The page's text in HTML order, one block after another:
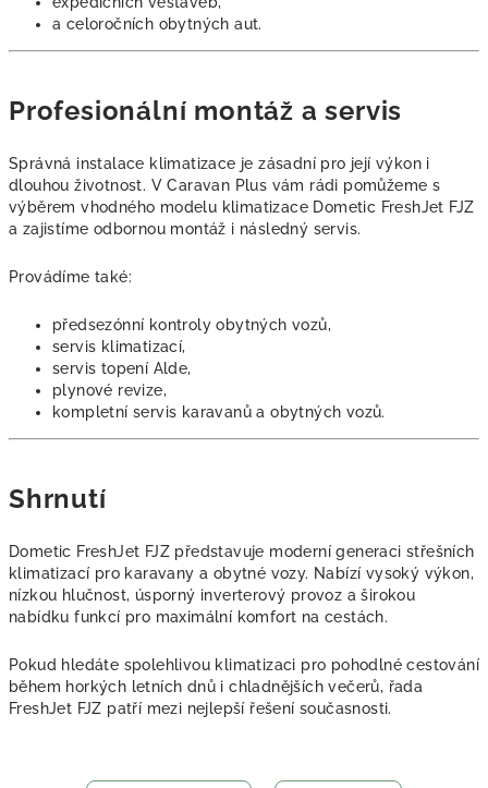
a celoročních obytných aut.
Profesionální montáž a servis
Správná instalace klimatizace je zásadní pro její výkon i
dlouhou životnost. V Caravan Plus vám rádi pomůžeme s
výběrem vhodného modelu klimatizace Dometic FreshJet FJZ
a zajistíme odbornou montáž i následný servis.
Provádíme také:
předsezónní kontroly obytných vozů,
servis klimatizací,
servis topení Alde,
plynové revize,
kompletní servis karavanů a obytných vozů.
Shrnutí
Dometic FreshJet FJZ představuje moderní generaci střešních
klimatizací pro karavany a obytné vozy. Nabízí vysoký výkon,
nízkou hlučnost, úsporný inverterový provoz a širokou
nabídku funkcí pro maximální komfort na cestách.
Pokud hledáte spolehlivou klimatizaci pro pohodlné cestování
během horkých letních dnů i chladnějších večerů, řada
FreshJet FJZ patří mezi nejlepší řešení současnosti.